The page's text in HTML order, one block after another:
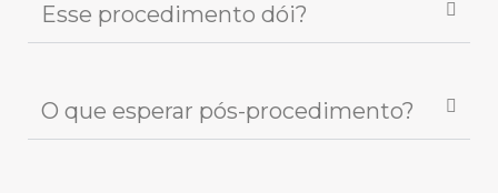
Esse procedimento dói?
O que esperar pós-procedimento?